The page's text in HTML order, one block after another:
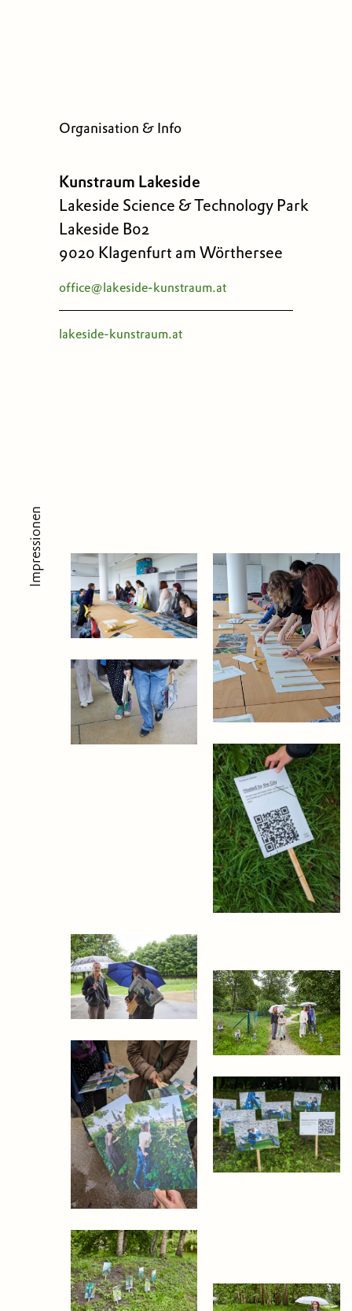
Organisation & Info
Kunstraum Lakeside
Lakeside Science & Technology Park
Lakeside B02
9020 Klagenfurt am Wörthersee
office@lakeside-kunstraum.at
lakeside-kunstraum.at
Impressionen